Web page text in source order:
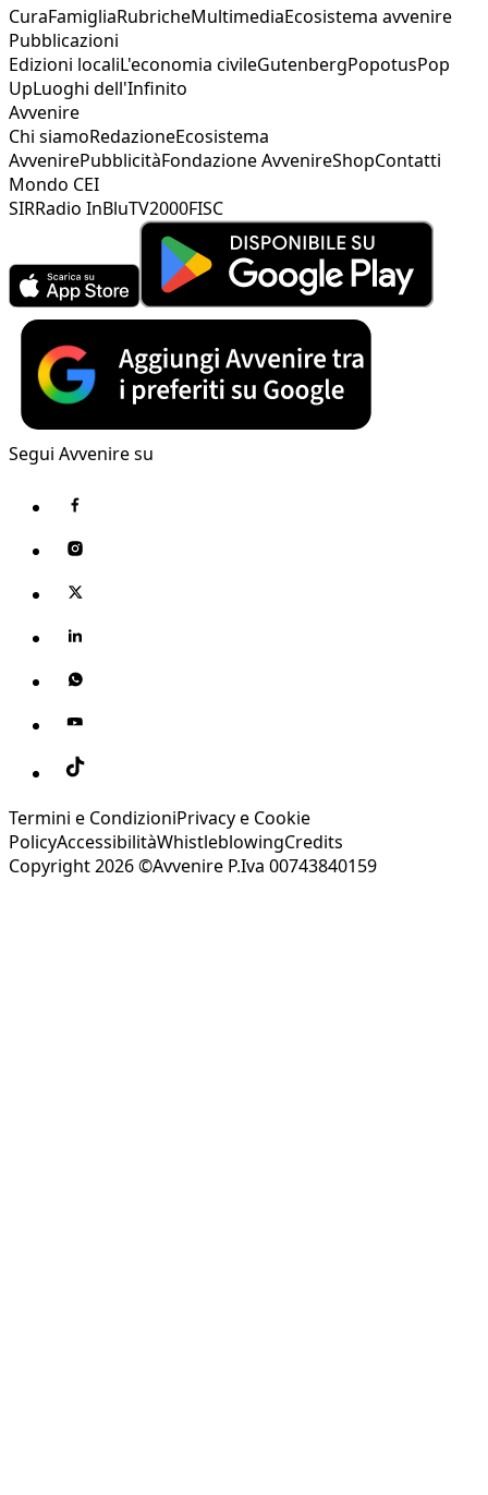
CuraFamigliaRubricheMultimediaEcosistema avvenire
Pubblicazioni
Edizioni localiL'economia civileGutenbergPopotusPop
UpLuoghi dell'Infinito
Avvenire
Chi siamoRedazioneEcosistema
AvvenirePubblicitàFondazione AvvenireShopContatti
Mondo CEI
SIRRadio InBluTV2000FISC
Segui Avvenire su
Termini e CondizioniPrivacy e Cookie
PolicyAccessibilitàWhistleblowingCredits
Copyright 2026 ©Avvenire P.Iva 00743840159